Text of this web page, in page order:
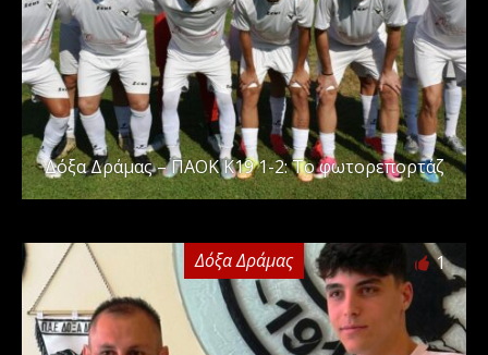
Δόξα Δράμας – ΠΑΟΚ Κ19 1-2: Το φωτορεπορτάζ
Δόξα Δράμας 1